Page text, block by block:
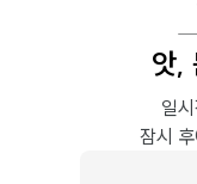
앗,
일
잠시